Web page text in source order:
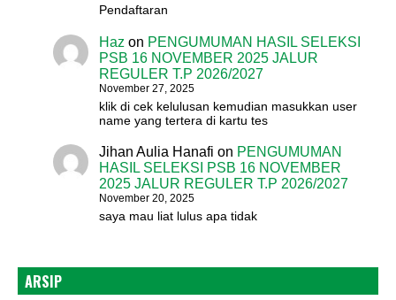
Pendaftaran
Haz on PENGUMUMAN HASIL SELEKSI
PSB 16 NOVEMBER 2025 JALUR
REGULER T.P 2026/2027
November 27, 2025
klik di cek kelulusan kemudian masukkan user
name yang tertera di kartu tes
Jihan Aulia Hanafi on PENGUMUMAN
HASIL SELEKSI PSB 16 NOVEMBER
2025 JALUR REGULER T.P 2026/2027
November 20, 2025
saya mau liat lulus apa tidak
ARSIP